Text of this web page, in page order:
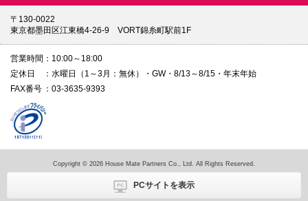
〒130-0022
東京都墨田区江東橋4-26-9 VORT錦糸町駅前1F
営業時間
10:00～18:00
定休日
水曜日（1～3月：無休）・GW・8/13～8/15・年末年始
FAX番号
03-3635-9393
Copyright © 2026 House Mate Partners Co., Ltd. All Rights Reserved.
PCサイトを表示